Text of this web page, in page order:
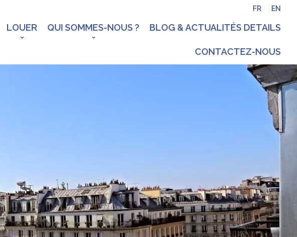
FR EN
LOUER QUI SOMMES-NOUS ? BLOG & ACTUALITÉS DETAILS
CONTACTEZ-NOUS